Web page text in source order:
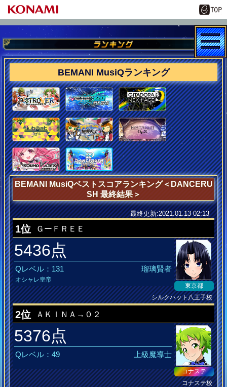
BEMANI MusiQランキング
BEMANI MusiQベストスコアランキング＜DANCERU
SH 最終結果＞
最終更新:2021.01.13 02:13
1位 ＧーＦＲＥＥ
5436点
Qレベル：131 瑠璃賢者
オシャレ皇帝
東京都
シルクハット八王子校
2位 ＡＫＩＮＡ→０２
5376点
Qレベル：49 上級魔導士
コナステ
コナステ校